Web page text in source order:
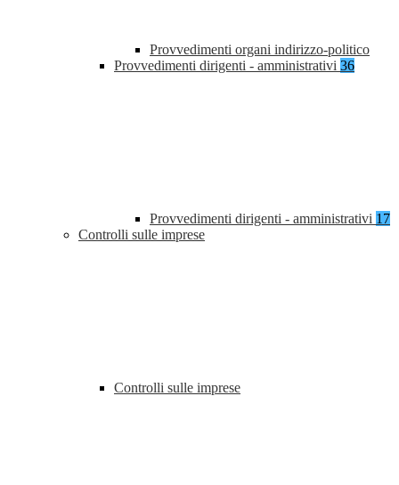
Provvedimenti organi indirizzo-politico
Provvedimenti dirigenti - amministrativi 36
Provvedimenti dirigenti - amministrativi 17
Controlli sulle imprese
Controlli sulle imprese